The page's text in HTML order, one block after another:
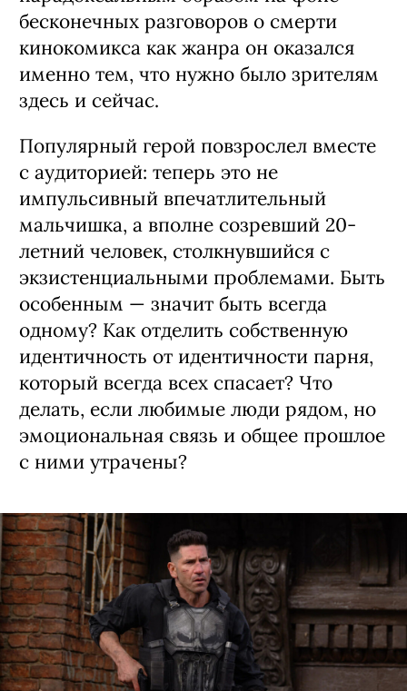
бесконечных разговоров о смерти
кинокомикса как жанра он оказался
именно тем, что нужно было зрителям
здесь и сейчас.
Популярный герой повзрослел вместе
с аудиторией: теперь это не
импульсивный впечатлительный
мальчишка, а вполне созревший 20-
летний человек, столкнувшийся с
экзистенциальными проблемами. Быть
особенным — значит быть всегда
одному? Как отделить собственную
идентичность от идентичности парня,
который всегда всех спасает? Что
делать, если любимые люди рядом, но
эмоциональная связь и общее прошлое
с ними утрачены?